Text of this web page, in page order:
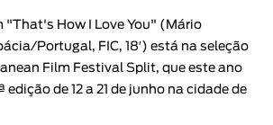
"That's How I Love You" ( Mário
Portugal, FIC, 18′) está na seleção
Film Festival Split, que este ano
edição de 12 a 21 de junho na cidade de